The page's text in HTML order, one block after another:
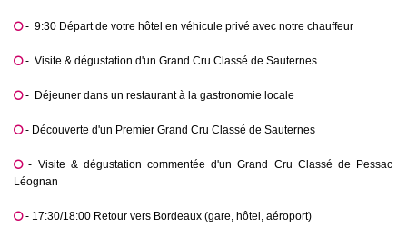
- 9:30 Départ de votre hôtel en véhicule privé avec notre chauffeur
- Visite & dégustation d'un Grand Cru Classé de Sauternes
- Déjeuner dans un restaurant à la gastronomie locale
- Découverte d'un Premier Grand Cru Classé de Sauternes
- Visite & dégustation commentée d'un Grand Cru Classé de Pessac
Léognan
- 17:30/18:00 Retour vers Bordeaux (gare, hôtel, aéroport)